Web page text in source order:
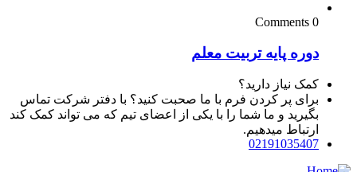
0 Comments
دوره پایه تربیت معلم
کمک نیاز دارید؟
برای پر کردن فرم با ما صحبت کنید؟ با دفتر شرکت تماس
بگیرید و ما شما را با یکی از اعضای تیم که می تواند کمک کند
ارتباط میدهیم.
02191035407